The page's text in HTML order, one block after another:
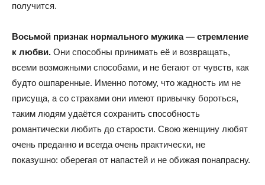
получится.
Восьмой признак нормального мужика — стремление
к любви. Они способны принимать её и возвращать,
всеми возможными способами, и не бегают от чувств, как
будто ошпаренные. Именно потому, что жадность им не
присуща, а со страхами они имеют привычку бороться,
таким людям удаётся сохранить способность
романтически любить до старости. Свою женщину любят
очень преданно и всегда очень практически, не
показушно: оберегая от напастей и не обижая понапрасну.